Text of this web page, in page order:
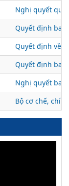
Nghị quyết quy
Quyết định ban
Quyết định về
Quyết định
Nghị quyết
Bộ cơ chế,